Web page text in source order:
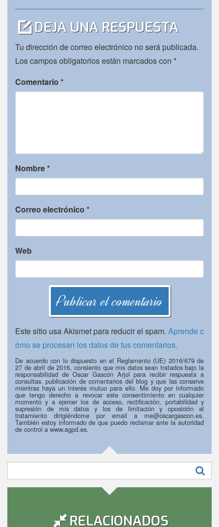
DEJA UNA RESPUESTA
Tu dirección de correo electrónico no será publicada.
Los campos obligatorios están marcados con *
Comentario *
Nombre*
Correo electrónico *
Web
Este sitio usa Akismet para reducir el spam. Aprende c
ómo se procesan los datos de tus comentarios.
De acuerdo con lo dispuesto en el Reglamento (UE) 2016/679 de
27 de abril de 2016, consiento que mis datos sean tratados bajo la
responsabilidad de Oscar Gascón Arjol para recibir respuesta a
consultas. publicación de comentarios del blog y que las conserve
mientras haya un interés mutuo para ello. Me doy por informado
que tengo derecho a revocar este consentimiento en cualquier
momento y a ejercer los de acceso, rectificación, portabilidad y
supresión de mis datos y los de limitación y oposición al
tratamiento dirigiéndome por email a me@oscargascon.es.
También estoy informado de que puedo reclamar ante la autoridad
de control a www.agpd.es.
RELACIONADOS